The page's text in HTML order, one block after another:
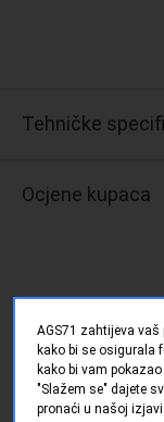
Tehničke
Ocjene kupaca
AGS71 zahtijeva
kako bi se osigurala
kako bi vam
"Slažem se" dajete
pronaći u našoj